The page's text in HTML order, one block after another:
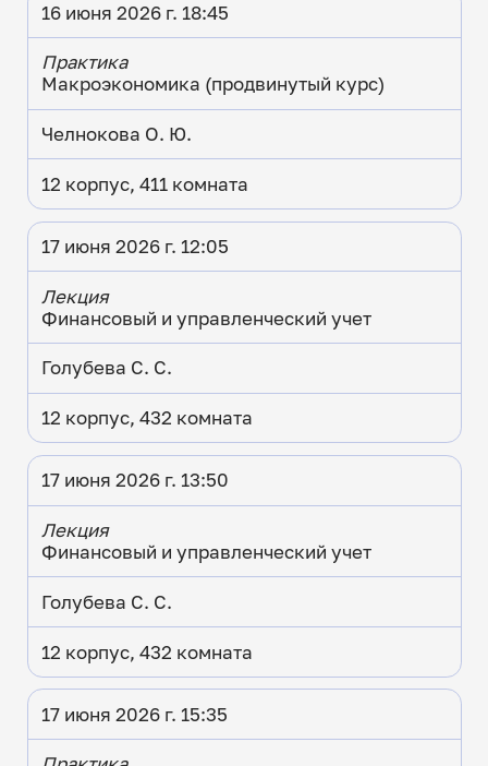
16 июня 2026 г. 18:45
Практика
Макроэкономика (продвинутый курс)
Челнокова О. Ю.
12 корпус, 411 комната
17 июня 2026 г. 12:05
Лекция
Финансовый и управленческий учет
Голубева С. С.
12 корпус, 432 комната
17 июня 2026 г. 13:50
Лекция
Финансовый и управленческий учет
Голубева С. С.
12 корпус, 432 комната
17 июня 2026 г. 15:35